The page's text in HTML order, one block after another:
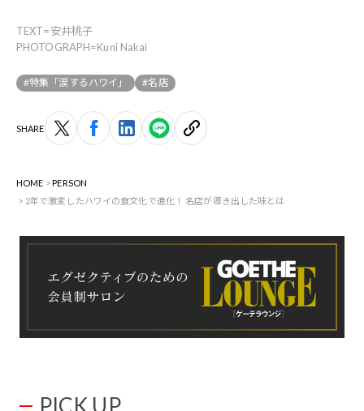
TEXT=安井桃子
PHOTOGRAPH=Kuni Nakai
#特集「涙するハワイ」 #名店
SHARE
HOME
PERSON
2年で激変したハワイの食文化で進化！ 名店が導き出した味とは
PICK UP